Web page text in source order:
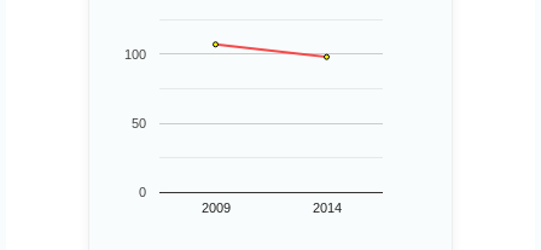
2009 2014
0
50
100